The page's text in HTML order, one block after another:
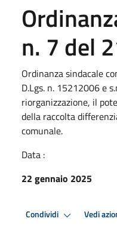
n. 7 del
Ordinanza sindacale
D.Lgs. n. 15212006 e
riorganizzazione, il
della raccolta
comunale.
Data :
22 gennaio 2025
Condividi Vedi